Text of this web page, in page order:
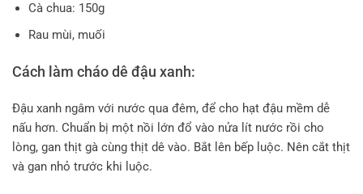
Cà chua: 150g
Rau mùi, muối
Cách làm cháo dê đậu xanh:
Đậu xanh ngâm với nước qua đêm, để cho hạt đậu mềm dễ
nấu hơn. Chuẩn bị một nồi lớn đổ vào nửa lít nước rồi cho
lòng, gan thịt gà cùng thịt dê vào. Bắt lên bếp luộc. Nên cắt thịt
và gan nhỏ trước khi luộc.